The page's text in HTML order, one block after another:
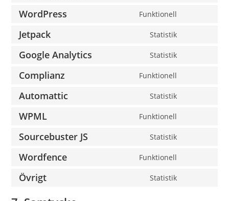
WordPress Funktionell
Jetpack Statistik
Google Analytics Statistik
Complianz Funktionell
Automattic Statistik
WPML Funktionell
Sourcebuster JS Statistik
Wordfence Funktionell
Övrigt Statistik